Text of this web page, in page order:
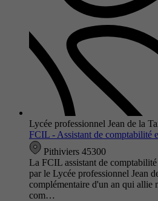
Lycée professionnel Jean de la
FCIL - Assistant de comptabilité
Pithiviers 45300
La FCIL assistant de
par le Lycée professionnel Jean
complémentaire d'un an qui allie
com…